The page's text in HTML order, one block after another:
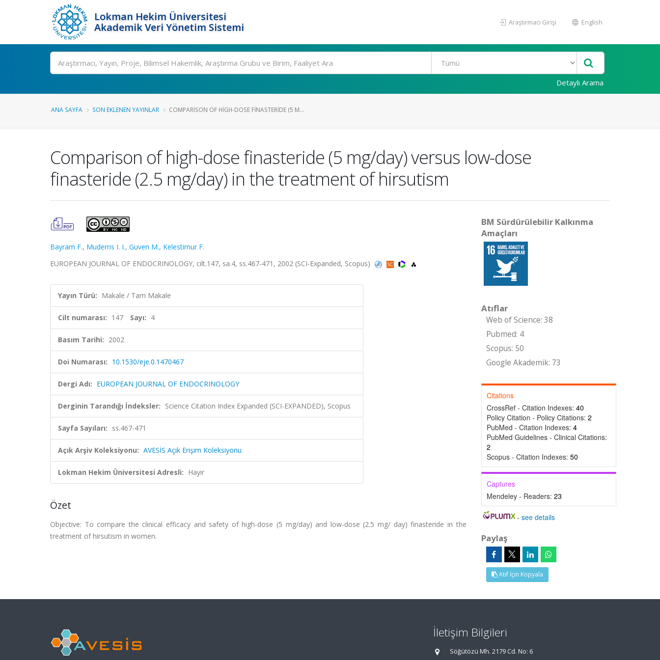
Lokman Hekim Üniversitesi
Akademik Veri Yönetim Sistemi
Araştırmacı Girişi English
Ara
Detaylı Arama
ANA SAYFA SON EKLENEN YAYINLAR COMPARISON OF HIGH-DOSE FINASTERIDE (5 M...
Comparison of high-dose finasteride (5 mg/day) versus low-dose
finasteride (2.5 mg/day) in the treatment of hirsutism
Bayram F., Muderris I. I., Guven M., Kelestimur F.
EUROPEAN JOURNAL OF ENDOCRINOLOGY, cilt.147, sa.4, ss.467-471, 2002 (SCI-Expanded, Scopus)
Yayın Türü: Makale / Tam Makale
Cilt numarası: 147 Sayı: 4
Basım Tarihi: 2002
Doi Numarası: 10.1530/eje.0.1470467
Dergi Adı: EUROPEAN JOURNAL OF ENDOCRINOLOGY
Derginin Tarandığı İndeksler: Science Citation Index Expanded (SCI-EXPANDED), Scopus
Sayfa Sayıları: ss.467-471
Açık Arşiv Koleksiyonu: AVESİS Açık Erişim Koleksiyonu
Lokman Hekim Üniversitesi Adresli: Hayır
Özet
Objective: To compare the clinical efficacy and safety of high-dose (5 mg/day) and low-dose (2.5 mg/ day) finasteride in the
treatment of hirsutism in women.
BM Sürdürülebilir Kalkınma
Amaçları
Atıflar
Web of Science: 38
Pubmed: 4
Scopus: 50
Google Akademik: 73
Citations
CrossRef - Citation Indexes: 40
Policy Citation - Policy Citations: 2
PubMed - Citation Indexes: 4
PubMed Guidelines - Clinical Citations:
2
Scopus - Citation Indexes: 50
Captures
Mendeley - Readers: 23
-see details
Paylaş
Atıf İçin Kopyala
İletişim Bilgileri
Söğütözü Mh. 2179 Cd. No: 6